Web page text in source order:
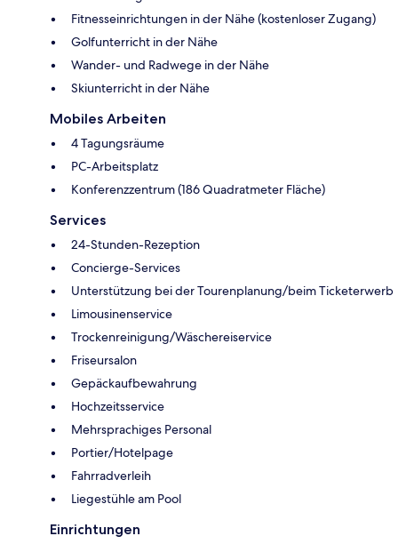
Fitnesseinrichtungen in der Nähe (kostenloser Zugang)
Golfunterricht in der Nähe
Wander- und Radwege in der Nähe
Skiunterricht in der Nähe
Mobiles Arbeiten
4 Tagungsräume
PC-Arbeitsplatz
Konferenzzentrum (186 Quadratmeter Fläche)
Services
24-Stunden-Rezeption
Concierge-Services
Unterstützung bei der Tourenplanung/beim Ticketerwerb
Limousinenservice
Trockenreinigung/Wäschereiservice
Friseursalon
Gepäckaufbewahrung
Hochzeitsservice
Mehrsprachiges Personal
Portier/Hotelpage
Fahrradverleih
Liegestühle am Pool
Einrichtungen